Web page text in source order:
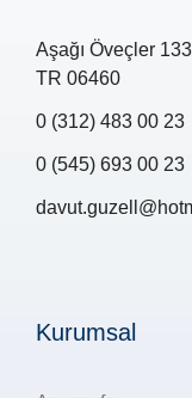
Aşağı Öveçler
TR 06460
0 (312) 483 00 23
0 (545) 693 00 23
Kurumsal